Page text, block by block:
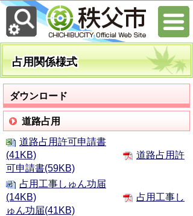
占用関係様式
ダウンロード
道路占用
道路占用許可申請書
(41KB)
道路占用許
可申請書(59KB)
占用工事しゅん功届
(14KB)
占用工事し
ゅん功届(41KB)